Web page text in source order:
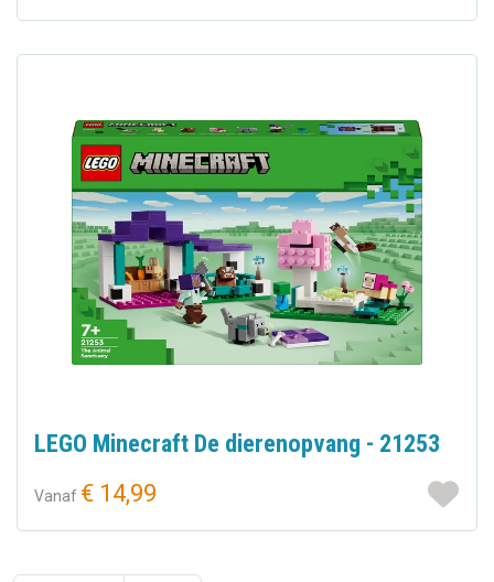
LEGO Minecraft De dierenopvang - 21253
Vanaf € 14,99